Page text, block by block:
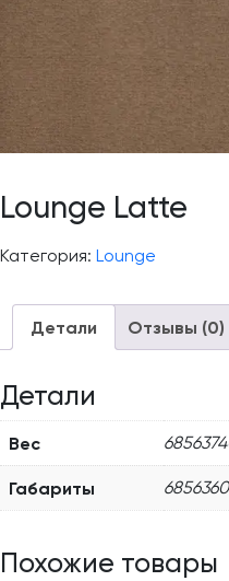
Lounge Latte
Категория: Lounge
Детали Отзывы (0)
Детали
Вес
Габариты
Похожие товары